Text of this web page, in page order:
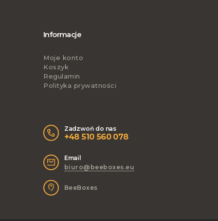
Informacje
Moje konto
Koszyk
Regulamin
Polityka prywatności
Zadzwoń do nas
+48 510 560 078
Email
biuro@beeboxes.eu
BeeBoxes